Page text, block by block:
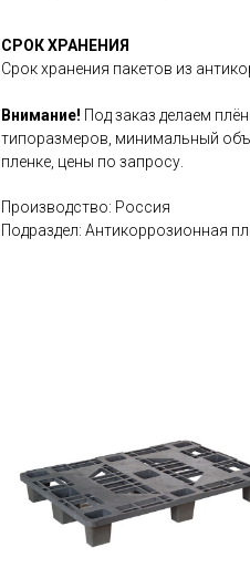
СРОК ХРАНЕНИЯ
Срок хранения пакетов из
Внимание! Под заказ делаем
типоразмеров, минимальный
пленке, цены по запросу.
Производство: Россия
Подраздел: Антикоррозионная